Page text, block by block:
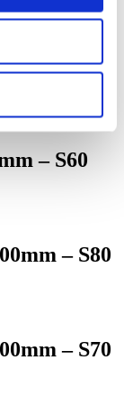
– S2
– S60
– S80
– S70